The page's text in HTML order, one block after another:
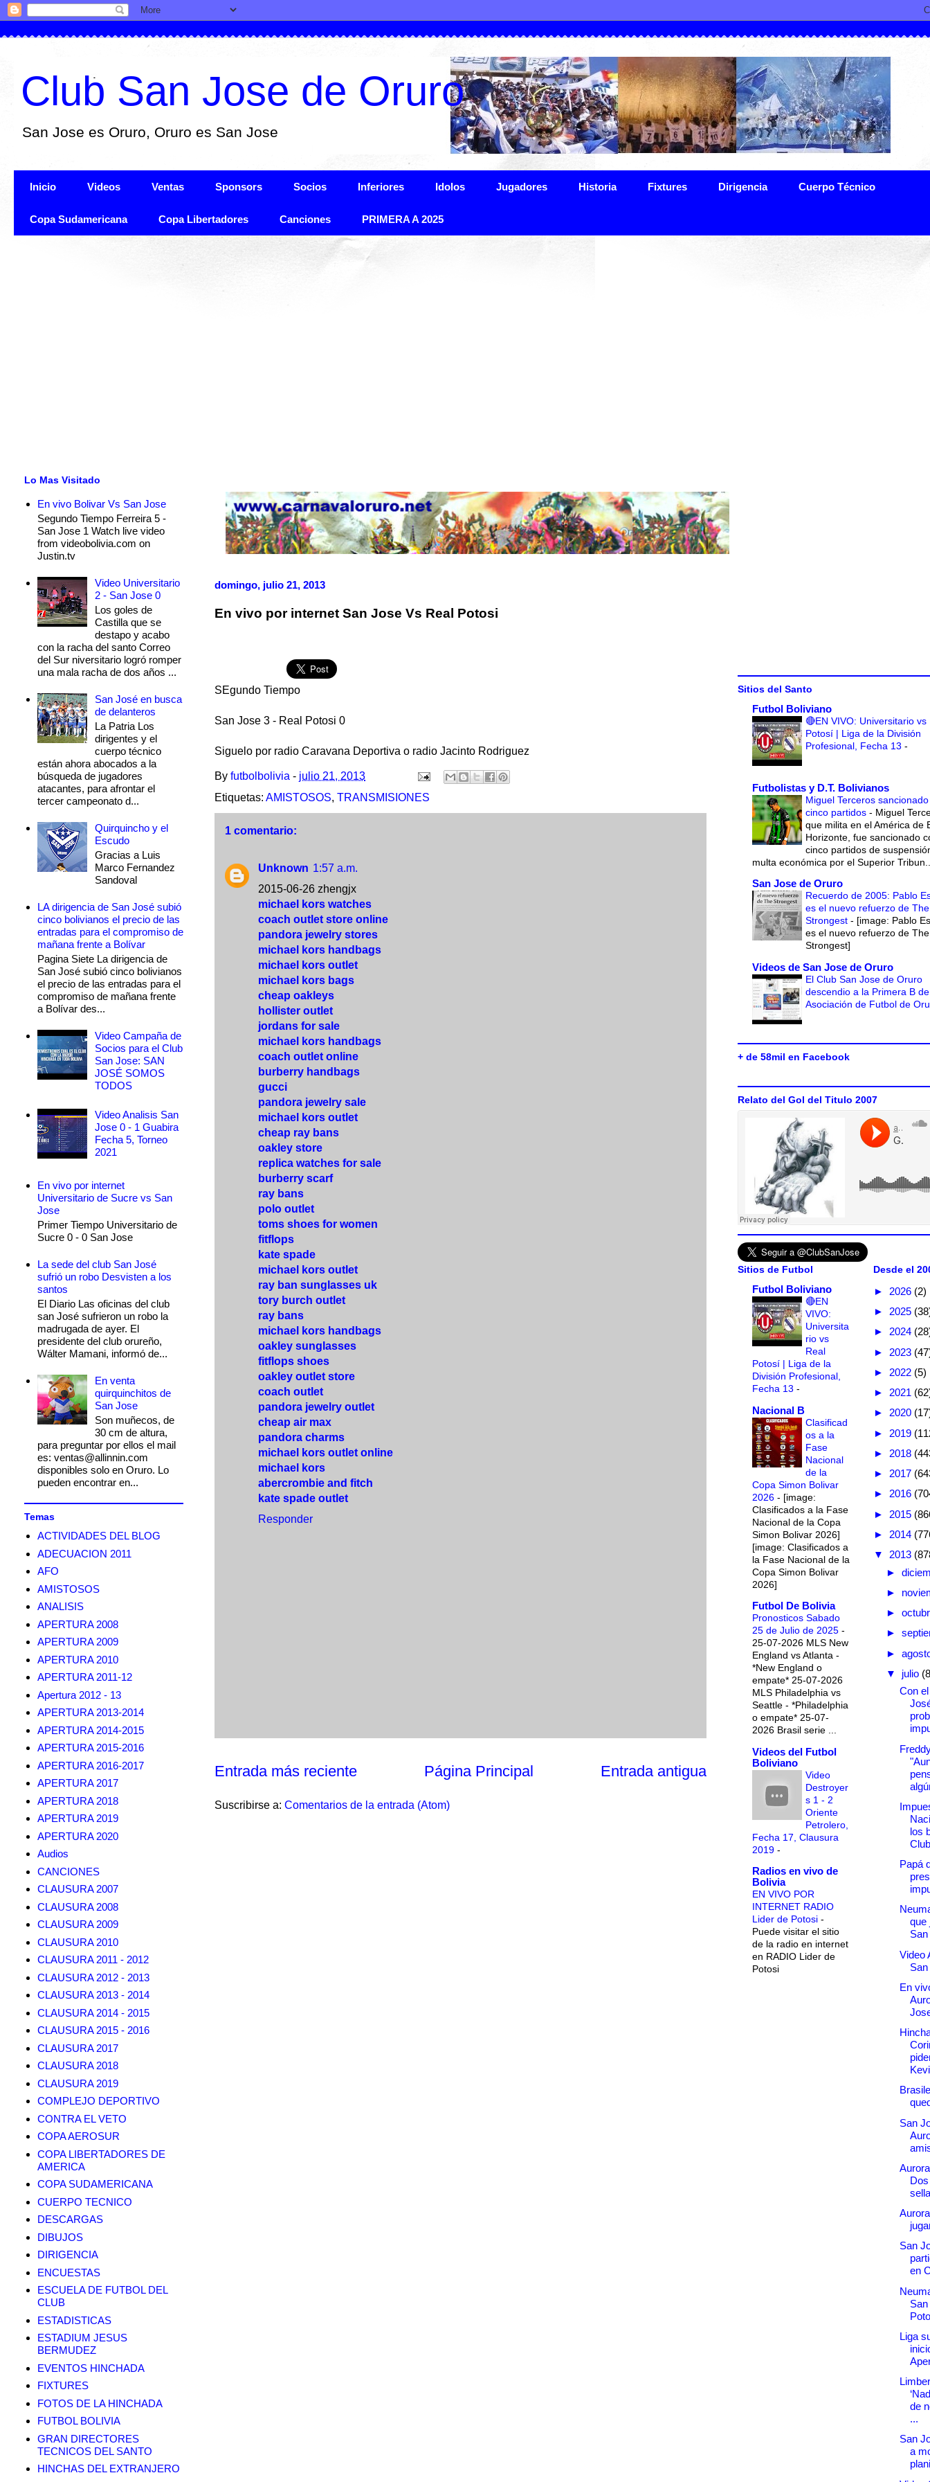
Club San Jose de Oruro
San Jose es Oruro, Oruro es San Jose
Inicio Videos Ventas Sponsors Socios Inferiores Idolos Jugadores Historia Fixtures Dirigencia Cuerpo Técnico
Copa Sudamericana Copa Libertadores Canciones PRIMERA A 2025
domingo, julio 21, 2013
En vivo por internet San Jose Vs Real Potosi
SEgundo Tiempo
San Jose 3 - Real Potosi 0
Siguelo por radio Caravana Deportiva o radio Jacinto Rodriguez
By futbolbolivia - julio 21, 2013
Etiquetas: AMISTOSOS, TRANSMISIONES
1 comentario:
Unknown 1:57 a.m.
2015-06-26 zhengjx
michael kors watches
coach outlet store online
pandora jewelry stores
michael kors handbags
michael kors outlet
michael kors bags
cheap oakleys
hollister outlet
jordans for sale
michael kors handbags
coach outlet online
burberry handbags
gucci
pandora jewelry sale
michael kors outlet
cheap ray bans
oakley store
replica watches for sale
burberry scarf
ray bans
polo outlet
toms shoes for women
fitflops
kate spade
michael kors outlet
ray ban sunglasses uk
tory burch outlet
ray bans
michael kors handbags
oakley sunglasses
fitflops shoes
oakley outlet store
coach outlet
pandora jewelry outlet
cheap air max
pandora charms
michael kors outlet online
michael kors
abercrombie and fitch
kate spade outlet
Responder
Entrada más reciente Entrada antigua
Página Principal
Suscribirse a: Comentarios de la entrada (Atom)
Lo Mas Visitado
En vivo Bolivar Vs San Jose
Segundo Tiempo Ferreira 5 -
San Jose 1 Watch live video
from videobolivia.com on
Justin.tv
Video Universitario
2 - San Jose 0
Los goles de
Castilla que se
destapo y acabo
con la racha del santo Correo
del Sur niversitario logró romper
una mala racha de dos años ...
San José en busca
de delanteros
La Patria Los
dirigentes y el
cuerpo técnico
están ahora abocados a la
búsqueda de jugadores
atacantes, para afrontar el
tercer campeonato d...
Quirquincho y el
Escudo
Gracias a Luis
Marco Fernandez
Sandoval
LA dirigencia de San José subió
cinco bolivianos el precio de las
entradas para el compromiso de
mañana frente a Bolívar
Pagina Siete La dirigencia de
San José subió cinco bolivianos
el precio de las entradas para el
compromiso de mañana frente
a Bolívar des...
Video Campaña de
Socios para el Club
San Jose: SAN
JOSÉ SOMOS
TODOS
Video Analisis San
Jose 0 - 1 Guabira
Fecha 5, Torneo
2021
En vivo por internet
Universitario de Sucre vs San
Jose
Primer Tiempo Universitario de
Sucre 0 - 0 San Jose
La sede del club San José
sufrió un robo Desvisten a los
santos
El Diario Las oficinas del club
san José sufrieron un robo la
madrugada de ayer. El
presidente del club orureño,
Wálter Mamani, informó de...
En venta
quirquinchitos de
San Jose
Son muñecos, de
30 cm de altura,
para preguntar por ellos el mail
es: ventas@allinnin.com
disponibles solo en Oruro. Lo
pueden encontrar en...
Temas
ACTIVIDADES DEL BLOG
ADECUACION 2011
AFO
AMISTOSOS
ANALISIS
APERTURA 2008
APERTURA 2009
APERTURA 2010
APERTURA 2011-12
Apertura 2012 - 13
APERTURA 2013-2014
APERTURA 2014-2015
APERTURA 2015-2016
APERTURA 2016-2017
APERTURA 2017
APERTURA 2018
APERTURA 2019
APERTURA 2020
Audios
CANCIONES
CLAUSURA 2007
CLAUSURA 2008
CLAUSURA 2009
CLAUSURA 2010
CLAUSURA 2011 - 2012
CLAUSURA 2012 - 2013
CLAUSURA 2013 - 2014
CLAUSURA 2014 - 2015
CLAUSURA 2015 - 2016
CLAUSURA 2017
CLAUSURA 2018
CLAUSURA 2019
COMPLEJO DEPORTIVO
CONTRA EL VETO
COPA AEROSUR
COPA LIBERTADORES DE
AMERICA
COPA SUDAMERICANA
CUERPO TECNICO
DESCARGAS
DIBUJOS
DIRIGENCIA
ENCUESTAS
ESCUELA DE FUTBOL DEL
CLUB
ESTADISTICAS
ESTADIUM JESUS
BERMUDEZ
EVENTOS HINCHADA
FIXTURES
FOTOS DE LA HINCHADA
FUTBOL BOLIVIA
GRAN DIRECTORES
TECNICOS DEL SANTO
HINCHAS DEL EXTRANJERO
Sitios del Santo
Futbol Boliviano
🔴EN VIVO: Universitario vs
Potosí | Liga de la División
Profesional, Fecha 13 -
Futbolistas y D.T. Bolivianos
Miguel Terceros
cinco partidos - Miguel
que milita en el América de
Horizonte, fue sancionado
cinco partidos de
multa económica por el Superior
San Jose de Oruro
Recuerdo de 2005: Pablo
es el nuevo refuerzo de The
Strongest - [image: Pablo
es el nuevo refuerzo de The
Strongest]
Videos de San Jose de Oruro
El Club San Jose de Oruro
descendio a la Primera B
Asociación de Futbol de
+ de 58mil en Facebook
Relato del Gol del Titulo 2007
Sitios de Futbol
Futbol Boliviano
🔴EN
VIVO:
Universita
rio vs
Real
Potosí | Liga de la
División Profesional,
Fecha 13 -
Nacional B
Clasificad
os a la
Fase
Nacional
de la
Copa Simon Bolivar
2026 - [image:
Clasificados a la Fase
Nacional de la Copa
Simon Bolivar 2026]
[image: Clasificados a
la Fase Nacional de la
Copa Simon Bolivar
2026]
Futbol De Bolivia
Pronosticos Sabado
25 de Julio de 2025 -
25-07-2026 MLS New
England vs Atlanta -
*New England o
empate* 25-07-2026
MLS Philadelphia vs
Seattle - *Philadelphia
o empate* 25-07-
2026 Brasil serie ...
Videos del Futbol
Boliviano
Video
Destroyer
s 1 - 2
Oriente
Petrolero,
Fecha 17, Clausura
2019 -
Radios en vivo de
Bolivia
EN VIVO POR
INTERNET RADIO
Lider de Potosi -
Puede visitar el sitio
de la radio en internet
en RADIO Lider de
Potosi
Desde el
► 2026 (2)
► 2025
► 2024
► 2023
► 2022 (5)
► 2021
► 2020
► 2019
► 2018
► 2017
► 2016
► 2015
► 2014
▼ 2013
►
►
►
►
►
▼ julio
Con
los
Papá
que
Video
En
San
San
en
Liga
de
...
San
a